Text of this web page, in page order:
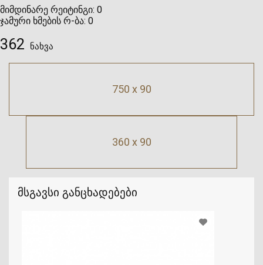
360 x 90
მსგავსი განცხადებები
მიმდინარე რეიტინგი: 0
ჯამური ხმების რ-ბა: 0
362 ნახვა
750 x 90